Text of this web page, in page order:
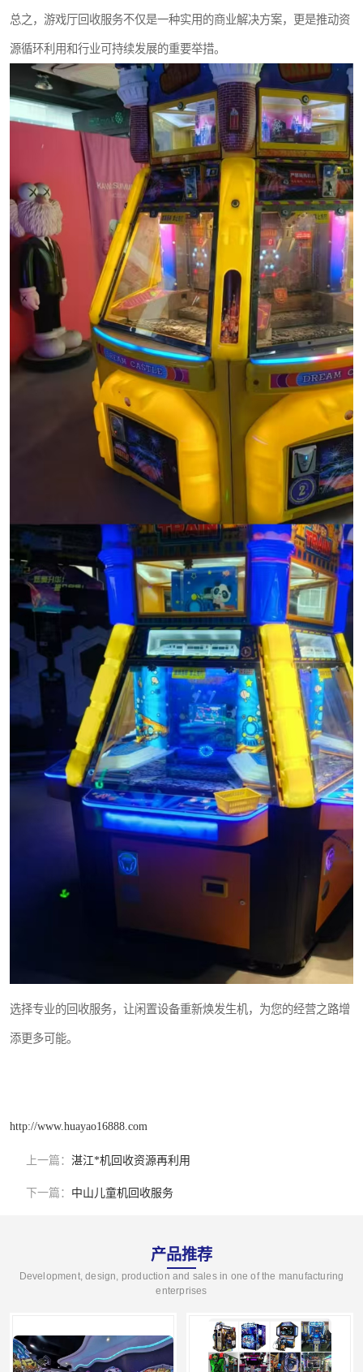
总之，游戏厅回收服务不仅是一种实用的商业解决方案，更是推动资
源循环利用和行业可持续发展的重要举措。
选择专业的回收服务，让闲置设备重新焕发生机，为您的经营之路增
添更多可能。
http://www.huayao16888.com
上一篇： 湛江*机回收资源再利用
下一篇： 中山儿童机回收服务
产品推荐
Development, design, production and sales in one of the manufacturing
enterprises